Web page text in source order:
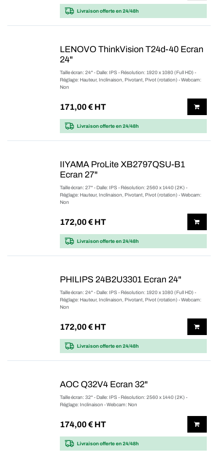
Livraison offerteen 24/48h
LENOVO ThinkVision T24d-40 Ecran
24"
Taille écran: 24" - Dalle: IPS - Résolution: 1920 x 1080 (Full HD) -
Réglage: Hauteur, Inclinaison, Pivotant, Pivot (rotation) - Webcam:
Non
171,00€ HT
Livraison offerteen 24/48h
IIYAMA ProLite XB2797QSU-B1
Ecran 27"
Taille écran: 27" - Dalle: IPS - Résolution: 2560 x 1440 (2K) -
Réglage: Hauteur, Inclinaison, Pivotant, Pivot (rotation) - Webcam:
Non
172,00€ HT
Livraison offerteen 24/48h
PHILIPS 24B2U3301 Ecran 24"
Taille écran: 24" - Dalle: IPS - Résolution: 1920 x 1080 (Full HD) -
Réglage: Hauteur, Inclinaison, Pivotant, Pivot (rotation) - Webcam:
Non
172,00€ HT
Livraison offerteen 24/48h
AOC Q32V4 Ecran 32"
Taille écran: 32" - Dalle: IPS - Résolution: 2560 x 1440 (2K) -
Réglage: Inclinaison - Webcam: Non
174,00€ HT
Livraison offerteen 24/48h